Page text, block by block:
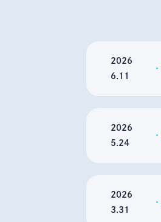
2026
6.11
2026
5.24
2026
3.31